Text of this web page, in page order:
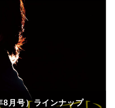
8月号）ラインナップ